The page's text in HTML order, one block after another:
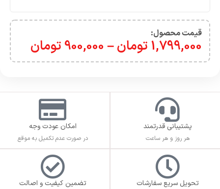
قیمت محصول:​
1,799,000 تومان–
900,000 تومان
پشتیبانی قدرتمند
هر روز و هر ساعت
امکان عودت وجه
در صورت عدم تکمیل به موقع
تحویل سریع سفارشات تضمین کیفیت و اصالت